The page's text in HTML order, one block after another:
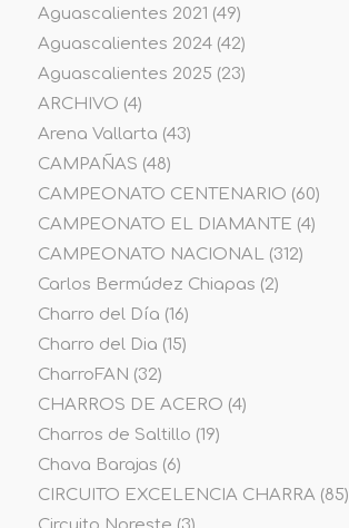
Aguascalientes 2021 (49)
Aguascalientes 2024(42)
Aguascalientes 2025 (23)
ARCHIVO (4)
Arena Vallarta (43)
CAMPAÑAS (48)
CAMPEONATO CENTENARIO (60)
CAMPEONATO EL DIAMANTE (4)
CAMPEONATO NACIONAL(312)
Carlos Bermúdez Chiapas (2)
Charro del Día (16)
Charro del Dia (15)
CharroFAN (32)
CHARROS DE ACERO (4)
Charros de Saltillo (19)
Chava Barajas (6)
CIRCUITO EXCELENCIA CHARRA(85)